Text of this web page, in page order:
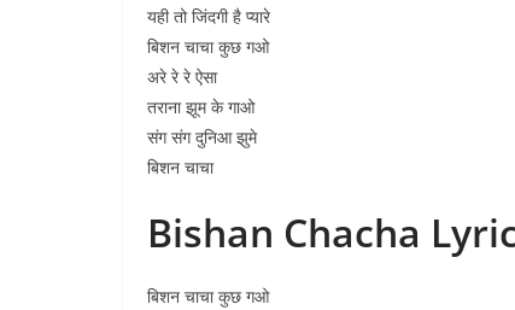
यही तो जिंदगी है प्यारे
बिशन चाचा कुछ गओ
अरे रे रे ऐसा
तराना झूम के गाओ
संग संग दुनिआ झुमे
बिशन चाचा
Bishan Chacha
बिशन चाचा कुछ गओ